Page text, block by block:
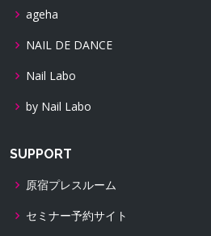
ageha
NAIL DE DANCE
Nail Labo
by Nail Labo
SUPPORT
原宿プレスルーム
セミナー予約サイト